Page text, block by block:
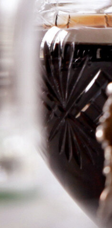
Crianza
Logga in för att se priset
Art.nr: 20273-01
Information
Producent
Årgång
Land
Område
Färg